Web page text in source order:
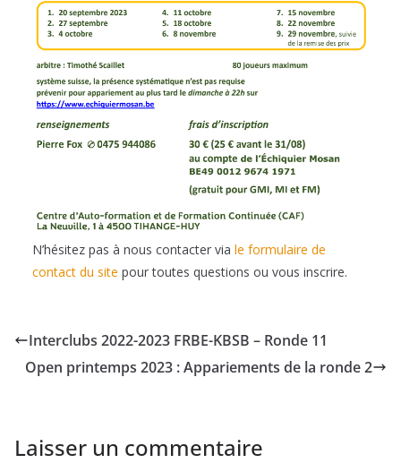
N’hésitez pas à nous contacter via le formulaire de
contact du site pour toutes questions ou vous inscrire.
Interclubs 2022-2023 FRBE-KBSB – Ronde 11
Open printemps 2023 : Appariements de la ronde 2
Laisser un commentaire